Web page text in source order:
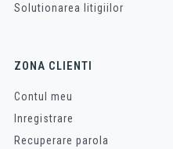
Solutionarea litigiilor
ZONA CLIENTI
Contul meu
Inregistrare
Recuperare parola